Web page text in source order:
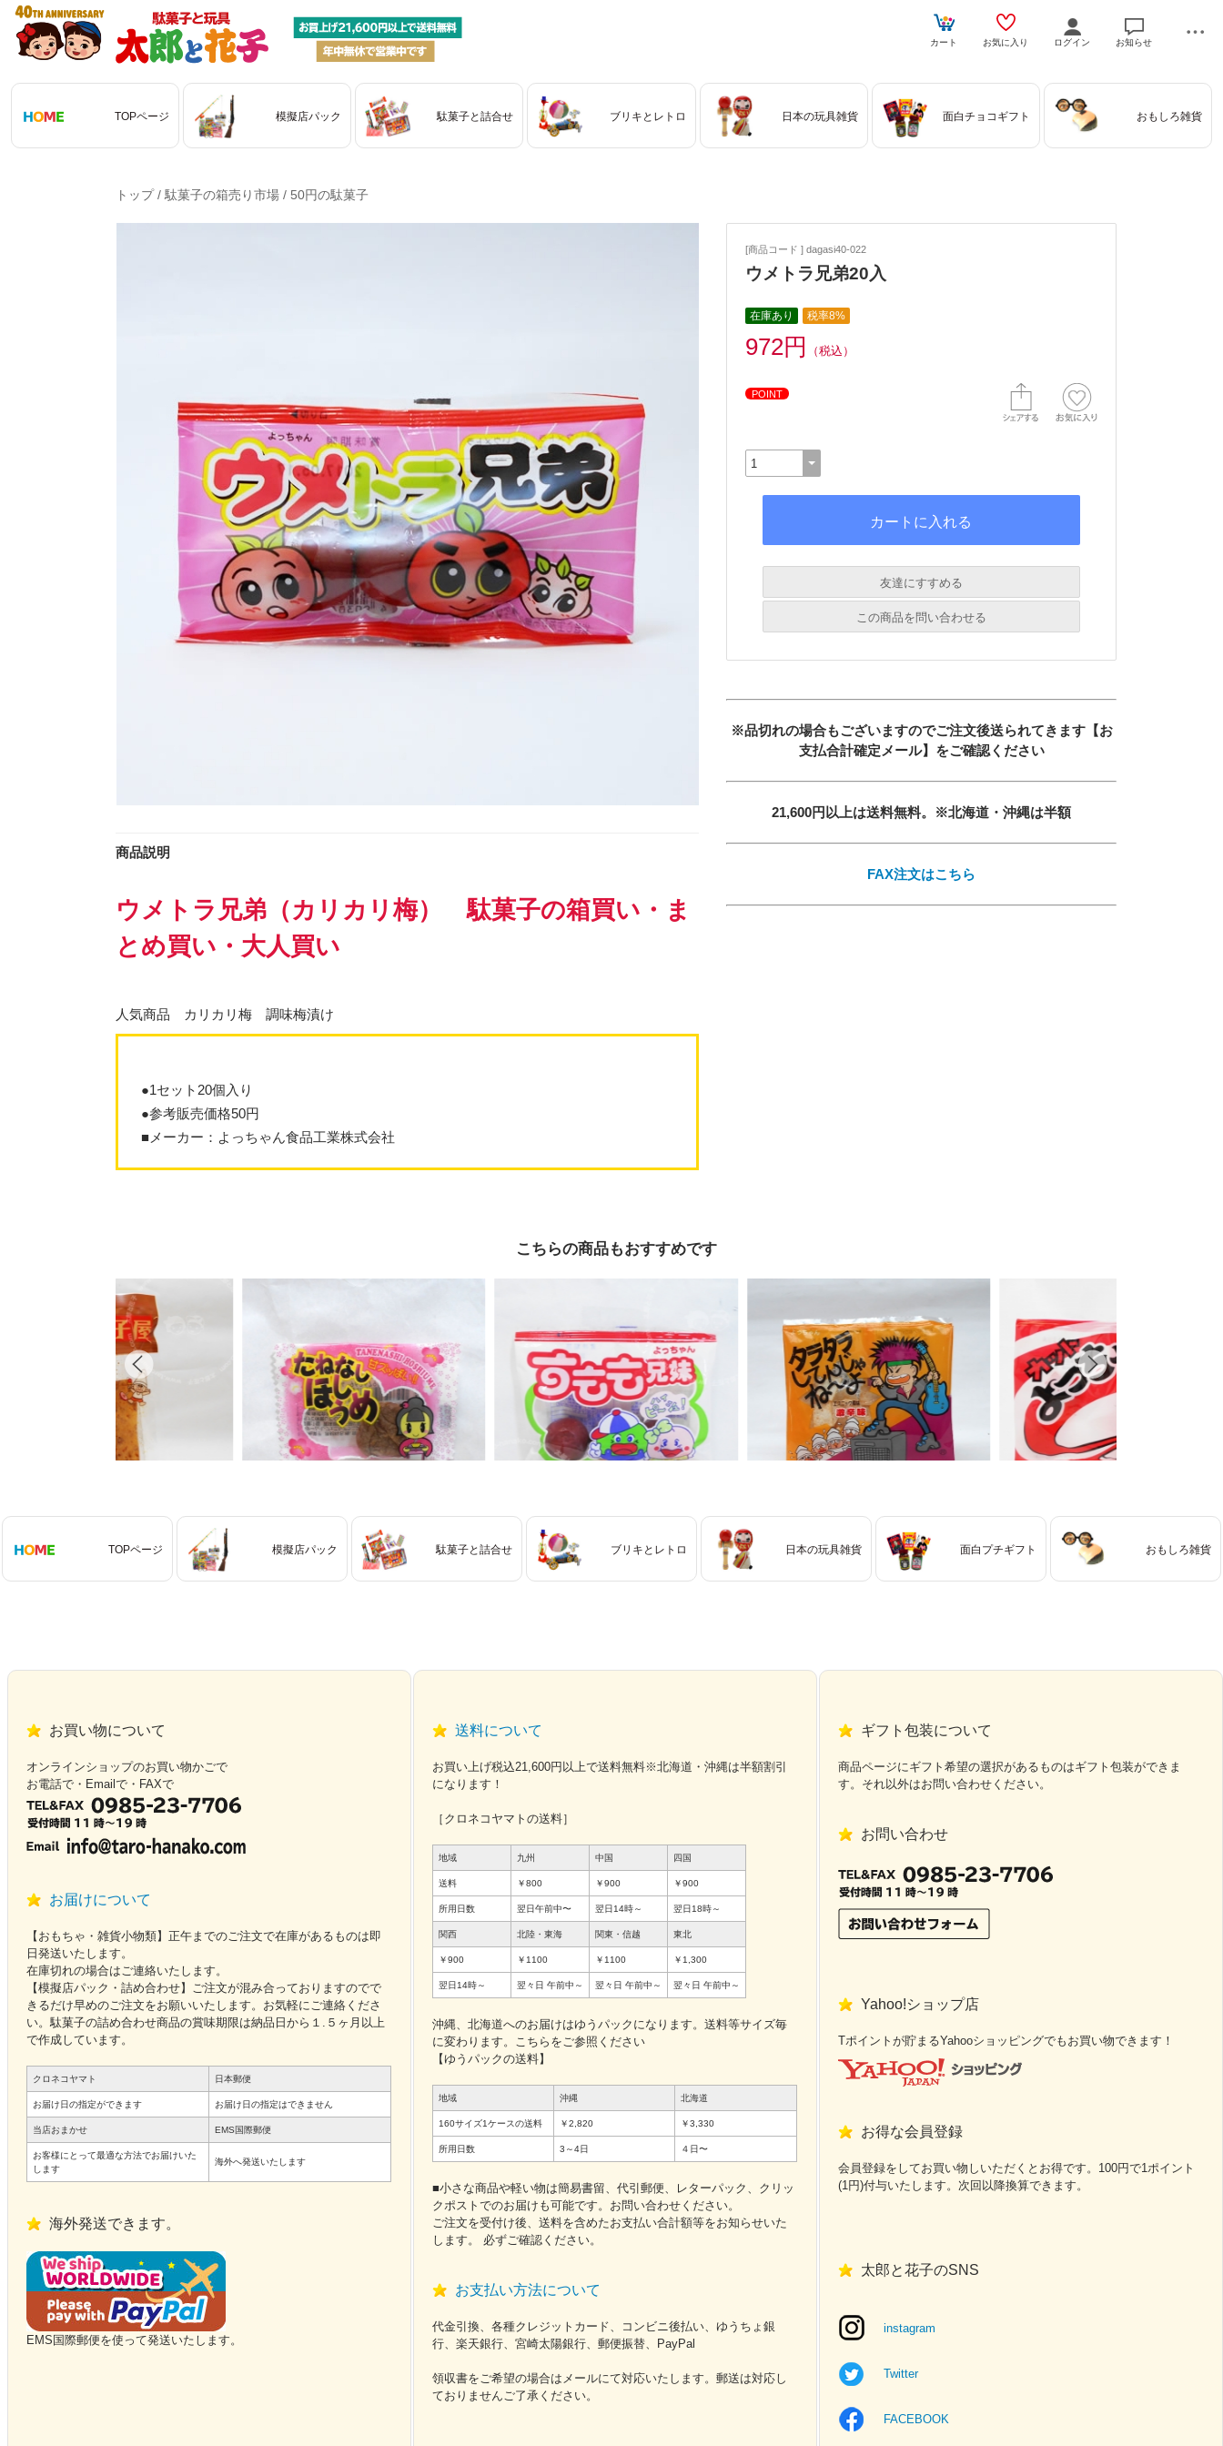
カート お気に入り ログイン お知らせ
TOPページ 模擬店パック 駄菓子と詰合せ ブリキとレトロ 日本の玩具雑貨 面白チョコギフト おもしろ雑貨
トップ/ 駄菓子の箱売り市場 / 50円の駄菓子
商品説明
ウメトラ兄弟（カリカリ梅） 駄菓子の箱買い・ま
とめ買い・大人買い
人気商品 カリカリ梅 調味梅漬け
●1セット20個入り
●参考販売価格50円
■メーカー：よっちゃん食品工業株式会社
[商品コード ] dagasi40-022
ウメトラ兄弟20入
在庫あり 税率8%
972円 （税込）
POINT
友達にすすめる
必須
この商品を問い合わせる
必須
※品切れの場合もございますのでご注文後送られてきます【お
支払合計確定メール】をご確認ください
21,600円以上は送料無料。※北海道・沖縄は半額
FAX注文はこちら
こちらの商品もおすすめです
TOPページ 模擬店パック 駄菓子と詰合せ ブリキとレトロ 日本の玩具雑貨 面白プチギフト おもしろ雑貨
お買い物について
オンラインショップのお買い物かごで
お電話で・Emailで・FAXで
お届けについて
【おもちゃ・雑貨小物類】正午までのご注文で在庫があるものは即
日発送いたします。
在庫切れの場合はご連絡いたします。
【模擬店パック・詰め合わせ】ご注文が混み合っておりますのでで
きるだけ早めのご注文をお願いいたします。お気軽にご連絡くださ
い。駄菓子の詰め合わせ商品の賞味期限は納品日から１.５ヶ月以上
で作成しています。
クロネコヤマト 日本郵便
お届け日の指定ができます お届け日の指定はできません
当店おまかせ EMS国際郵便
お客様にとって最適な方法でお届けいた
します
海外へ発送いたします
海外発送できます。
EMS国際郵便を使って発送いたします。
送料について
お買い上げ税込21,600円以上で送料無料※北海道・沖縄は半額割引
になります！
［クロネコヤマトの送料］
地域 九州 中国 四国
送料 ￥800 ￥900 ￥900
所用日数 翌日午前中〜 翌日14時～ 翌日18時～
関西 北陸・東海 関東・信越 東北
￥900 ￥1100 ￥1100 ￥1,300
翌日14時～ 翌々日 午前中～ 翌々日 午前中～ 翌々日 午前中～
沖縄、北海道へのお届けはゆうパックになります。送料等サイズ毎
に変わります。こちらをご参照ください
【ゆうパックの送料】
地域 沖縄 北海道
160サイズ1ケースの送料 ￥2,820 ￥3,330
所用日数 3～4日 ４日〜
■小さな商品や軽い物は簡易書留、代引郵便、レターパック、クリッ
クポストでのお届けも可能です。お問い合わせください。
ご注文を受付け後、送料を含めたお支払い合計額等をお知らせいた
します。 必ずご確認ください。
お支払い方法について
代金引換、各種クレジットカード、コンビニ後払い、ゆうちょ銀
行、楽天銀行、宮崎太陽銀行、郵便振替、PayPal
領収書をご希望の場合はメールにて対応いたします。郵送は対応し
ておりませんご了承ください。
ギフト包装について
商品ページにギフト希望の選択があるものはギフト包装ができま
す。それ以外はお問い合わせください。
お問い合わせ
Yahoo!ショップ店
Tポイントが貯まるYahooショッピングでもお買い物できます！
お得な会員登録
会員登録をしてお買い物しいただくとお得です。100円で1ポイント
(1円)付与いたします。次回以降換算できます。
太郎と花子のSNS
instagram
Twitter
FACEBOOK